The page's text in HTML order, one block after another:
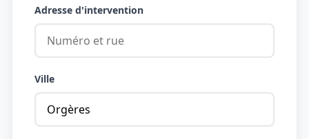
Adresse d'intervention
Ville